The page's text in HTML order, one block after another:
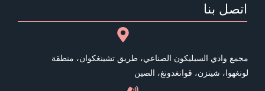
اتصل بنا
مجمع وادي السيليكون الصناعي، طريق تشينغكوان، منطقة
لونغهوا، شينزن، قوانغدونغ، الصين